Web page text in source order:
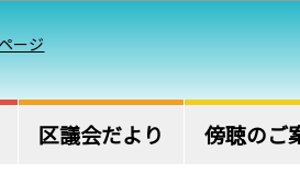
ージ
区議会だより 傍聴のご